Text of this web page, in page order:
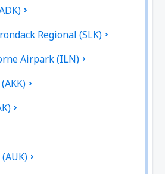
Regional (SLK)
Airpark (ILN)